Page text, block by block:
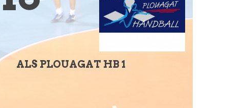
ALS PLOUAGAT HB 1